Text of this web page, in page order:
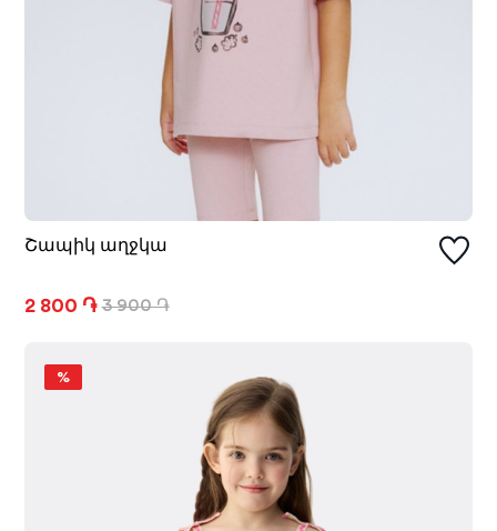
Շապիկ աղջկա
2 800 ֏ 3 900 ֏
%